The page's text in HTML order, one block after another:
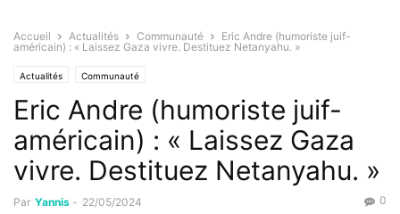
Accueil Actualités Communauté
Eric Andre (humoriste juif-
américain) : « Laissez Gaza vivre. Destituez Netanyahu. »
Actualités Communauté
Eric Andre (humoriste juif-
américain) : « Laissez Gaza
vivre. Destituez Netanyahu. »
Par Yannis - 22/05/2024 0